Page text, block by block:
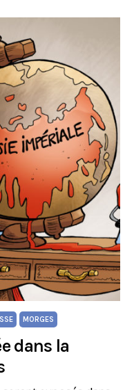
MORGES
dans la